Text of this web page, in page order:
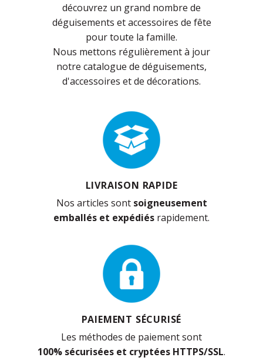
découvrez un grand nombre de
déguisements et accessoires de fête
pour toute la famille.
Nous mettons régulièrement à jour
notre catalogue de déguisements,
d'accessoires et de décorations.
LIVRAISON RAPIDE
Nos articles sont soigneusement
emballés et expédiés rapidement.
PAIEMENT SÉCURISÉ
Les méthodes de paiement sont
100% sécurisées et cryptées HTTPS/SSL.